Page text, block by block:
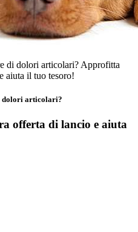
di dolori articolari? Approfitta
aiuta il tuo tesoro!
dolori articolari?
offerta di lancio e aiuta